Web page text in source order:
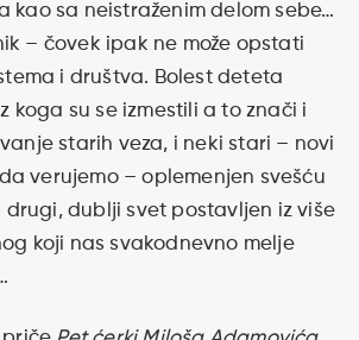
kao sa neistraženim delom sebe…
– čovek ipak ne može opstati
i društva. Bolest deteta
koga su se izmestili a to znači i
starih veza, i neki stari – novi
verujemo – oplemenjen svešću
dublji svet postavljen iz više
koji nas svakodnevno melje